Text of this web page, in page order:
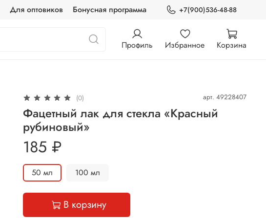
Для оптовиков Бонусная программа +7(900)536-48-88
Профиль Избранное Корзина
(0) арт. 49228407
Фацетный лак для стекла «Красный
рубиновый»
185 ₽
50 мл 100 мл
В корзину